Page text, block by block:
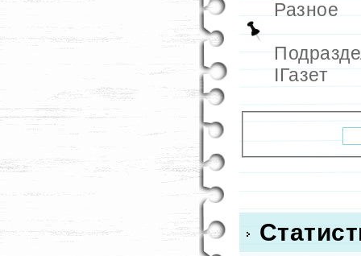
Разное
IГазет